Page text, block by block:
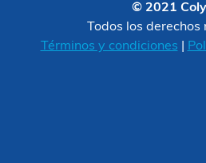
© 2021
Todos los
Términos y condiciones